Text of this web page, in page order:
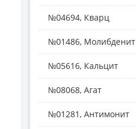
№04694, Кварц
№01486, Молибденит
№05616, Кальцит
№08068, Агат
№01281, Антимонит